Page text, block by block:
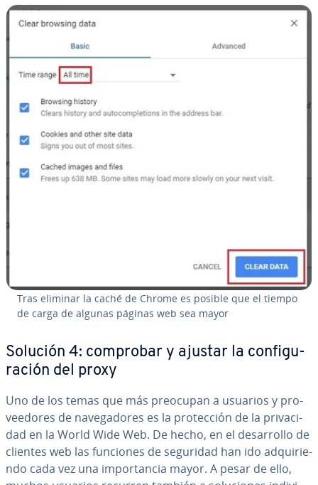
Tras eliminar la caché de Chrome es posible que el tiempo
de carga de algunas páginas web sea mayor
Solución 4: comprobar y ajustar la co­n­fi­gu­
ra­ción del proxy
Uno de los temas que más preocupan a usuarios y pro­
vee­do­res de na­ve­ga­do­res es la pro­te­c­ción de la pri­va­ci­
dad en la World Wide Web. De hecho, en el de­sa­rro­llo de
clientes web las funciones de seguridad han ido ad­qui­rie­
n­do cada vez una im­po­r­ta­n­cia mayor. A pesar de ello,